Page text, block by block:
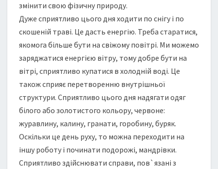
змінити свою фізичну природу.
Дуже сприятливо цього дня ходити по снігу і по
скошеній траві. Це дасть енергію. Треба старатися,
якомога більше бути на свіжому повітрі. Ми можемо
заряджатися енергією вітру, тому добре бути на
вітрі, сприятливо купатися в холодній воді. Це
також сприяє перетворенню внутрішньої
структури. Сприятливо цього дня надягати одяг
білого або золотистого кольору, червоне:
журавлину, калину, гранати, горобину, буряк.
Оскільки це день руху, то можна переходити на
іншу роботу і починати подорожі, мандрівки.
Сприятливо здійснювати справи, пов`язані з